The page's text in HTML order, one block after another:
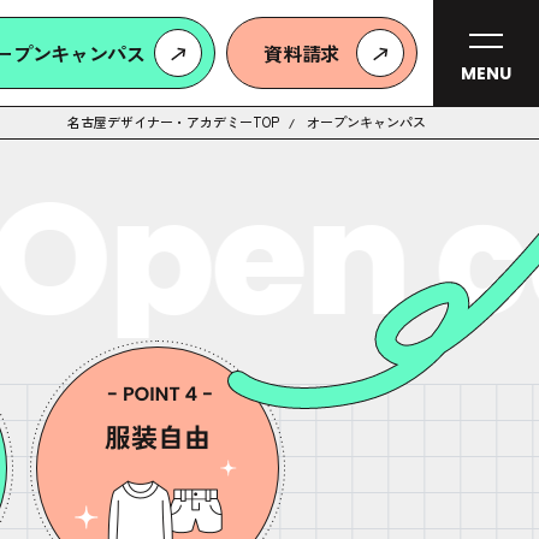
プンキャンパス 資料請求
MENU
名古屋デザイナー・アカデミーTOP オープンキャンパス